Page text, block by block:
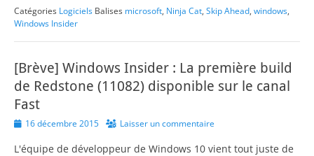
Catégories Logiciels Balises microsoft, Ninja Cat, Skip Ahead, windows,
Windows Insider
[Brève] Windows Insider : La première build
de Redstone (11082) disponible sur le canal
Fast
Posted16 décembre 2015 Laisser un commentaire
L'équipe de développeur de Windows 10 vient tout juste de